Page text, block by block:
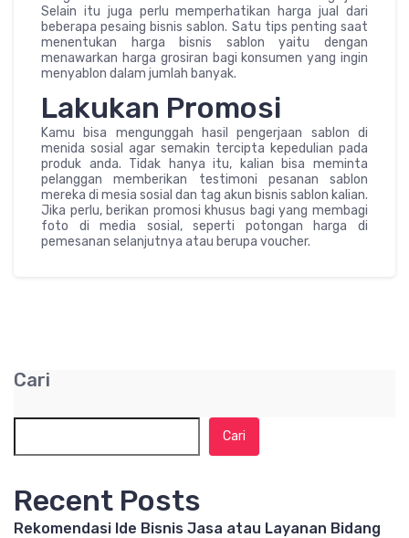
Selain itu juga perlu memperhatikan harga jual dari
beberapa pesaing bisnis sablon. Satu tips penting saat
menentukan harga bisnis sablon yaitu dengan
menawarkan harga grosiran bagi konsumen yang ingin
menyablon dalam jumlah banyak.
Lakukan Promosi
Kamu bisa mengunggah hasil pengerjaan sablon di
menida sosial agar semakin tercipta kepedulian pada
produk anda. Tidak hanya itu, kalian bisa meminta
pelanggan memberikan testimoni pesanan sablon
mereka di mesia sosial dan tag akun bisnis sablon kalian.
Jika perlu, berikan promosi khusus bagi yang membagi
foto di media sosial, seperti potongan harga di
pemesanan selanjutnya atau berupa voucher.
Cari
Cari
Recent Posts
Rekomendasi Ide Bisnis Jasa atau Layanan Bidang